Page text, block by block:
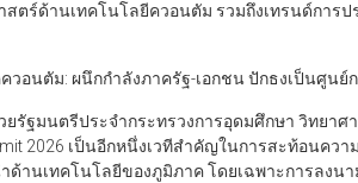
สตร์ด้านเทคโนโลยีควอนตัม รวมถึงเทรนด์การ
อนตัม: ผนึกกำลังภาครัฐ-เอกชน ปักธงเป็นศูนย์
ฐมนตรีประจำกระทรวงการอุดมศึกษา วิทยาศา
2026 เป็นอีกหนึ่งเวทีสำคัญในการสะท้อนค
ด้านเทคโนโลยีของภูมิภาค โดยเฉพาะการลงน